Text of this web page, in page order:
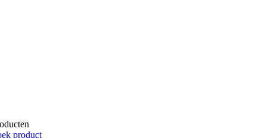
product